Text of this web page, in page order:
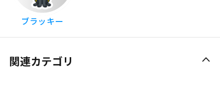
ブラッキー
関連カテゴリ